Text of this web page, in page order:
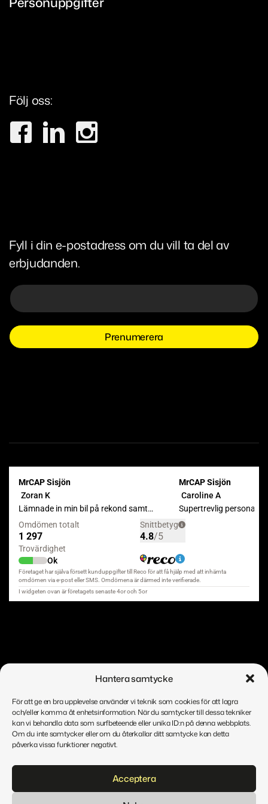
Hantera samtycke
För att ge en bra upplevelse använder vi teknik som cookies för att lagra
och/eller komma åt enhetsinformation. När du samtycker till dessa tekniker
kan vi behandla data som surfbeteende eller unika ID:n på denna webbplats.
Om du inte samtycker eller om du återkallar ditt samtycke kan detta
påverka vissa funktioner negativt.
Acceptera
Sanering
Sundsvall
Penafiel
Lisboa
Eesti
Följ oss:
Fyll i din e-postadress om du vill ta del av
erbjudanden.
Copyright © MrCAP